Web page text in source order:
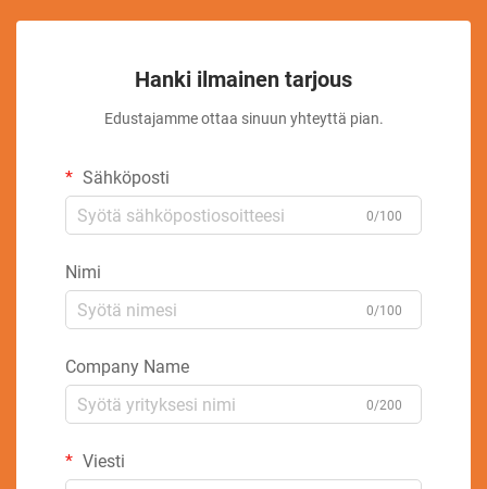
Hanki ilmainen tarjous
Edustajamme ottaa sinuun yhteyttä pian.
Sähköposti
0/100
Nimi
0/100
Company Name
0/200
Viesti